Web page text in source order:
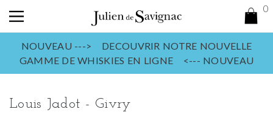
0
NOUVEAU ---> DECOUVRIR NOTRE NOUVELLE
GAMME DE WHISKIES EN LIGNE <--- NOUVEAU
Louis Jadot - Givry